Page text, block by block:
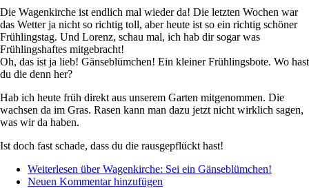
Die Wagenkirche ist endlich mal wieder da! Die letzten Wochen war
das Wetter ja nicht so richtig toll, aber heute ist so ein richtig schöner
Frühlingstag. Und Lorenz, schau mal, ich hab dir sogar was
Frühlingshaftes mitgebracht!
Oh, das ist ja lieb! Gänseblümchen! Ein kleiner Frühlingsbote. Wo hast
du die denn her?
Hab ich heute früh direkt aus unserem Garten mitgenommen. Die
wachsen da im Gras. Rasen kann man dazu jetzt nicht wirklich sagen,
was wir da haben.
Ist doch fast schade, dass du die rausgepflückt hast!
Weiterlesen über Wagenkirche: Sei ein Gänseblümchen!
Neuen Kommentar hinzufügen